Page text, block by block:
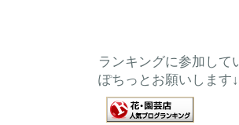
ランキングに参加して
ぽちっとお願いします↓